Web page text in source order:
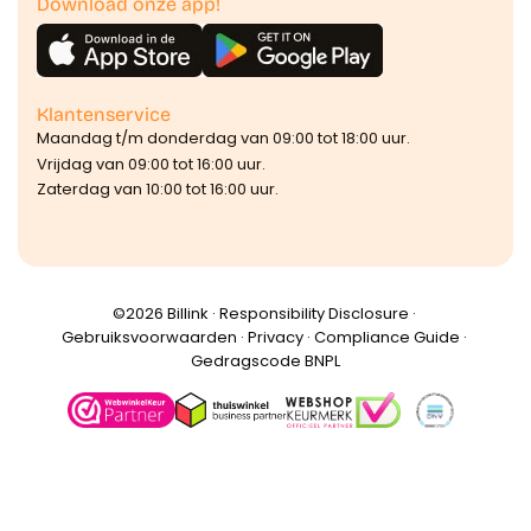
Klantenservice
Maandag t/m donderdag van 09:00 tot 18:00 uur.
Vrijdag van 09:00 tot 16:00 uur.
Zaterdag van 10:00 tot 16:00 uur.
©️2026 Billink · Responsibility Disclosure ·
Gebruiksvoorwaarden · Privacy· Compliance Guide ·
Gedragscode BNPL